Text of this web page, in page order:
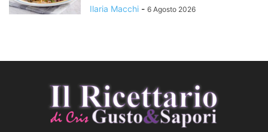
Ilaria Macchi - 6 Agosto 2026